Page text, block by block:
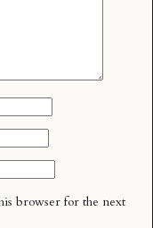
browser for the next